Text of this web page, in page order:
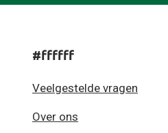
#ffffff
Veelgestelde vragen
Over ons